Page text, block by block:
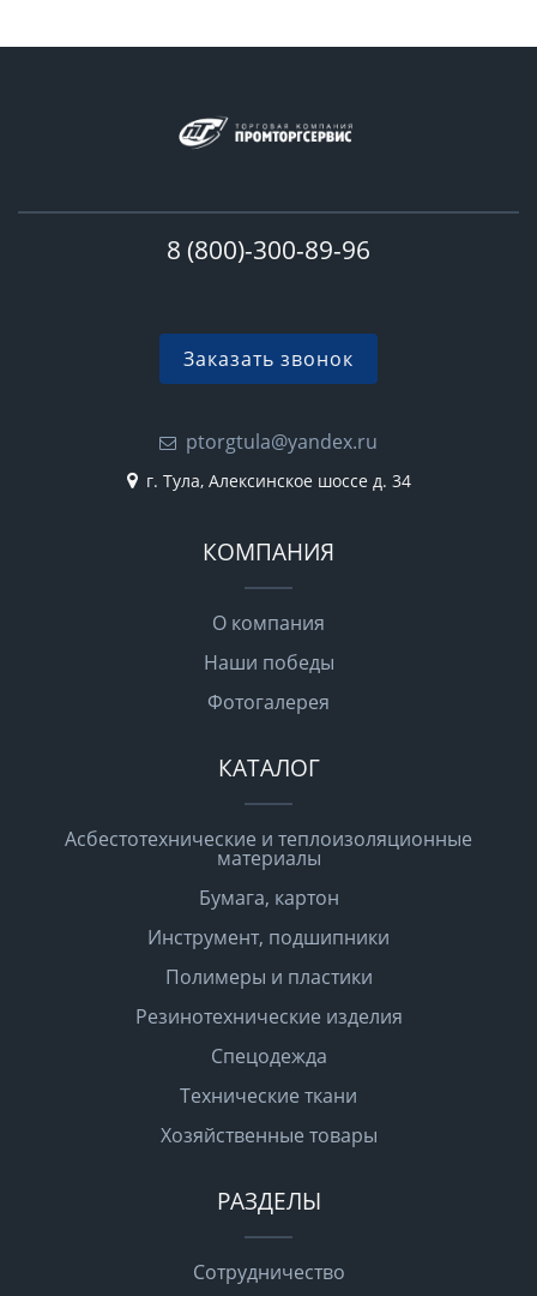
8 (800)-300-89-96
Заказать звонок
ptorgtula@yandex.ru
г. Тула, Алексинское шоссе д. 34
КОМПАНИЯ
О компания
Наши победы
Фотогалерея
КАТАЛОГ
Асбестотехнические и теплоизоляционные
материалы
Бумага, картон
Инструмент, подшипники
Полимеры и пластики
Резинотехнические изделия
Спецодежда
Технические ткани
Хозяйственные товары
РАЗДЕЛЫ
Сотрудничество